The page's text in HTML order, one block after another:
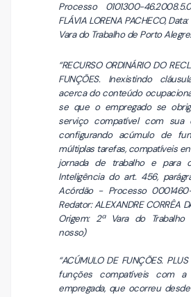
Processo 0101300-
FLÁVIA LORENA PACHECO,
Vara do Trabalho de Porto
“RECURSO ORDINÁRIO DO
FUNÇÕES. Inexistindo
acerca do conteúdo
se que o empregado se
serviço compatível com sua
configurando acúmulo de
múltiplas tarefas, compatíveis
jornada de trabalho e para
Inteligência do art. 456,
Acórdão - Processo 0001460-
Redator: ALEXANDRE CORRÊA
Origem: 2ª Vara do
nosso)
“ACÚMULO DE FUNÇÕES.
funções compatíveis com a
empregada, que ocorreu